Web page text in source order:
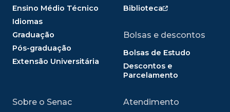
Ensino Médio Técnico
Idiomas
Graduação
Pós-graduação
Extensão Universitária
Biblioteca
Bolsas e descontos
Bolsas de Estudo
Descontos e
Parcelamento
Sobre o Senac Atendimento